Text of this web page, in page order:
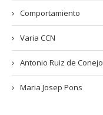
Comportamiento
Varia CCN
Antonio Ruiz de Conejo
Maria Josep Pons